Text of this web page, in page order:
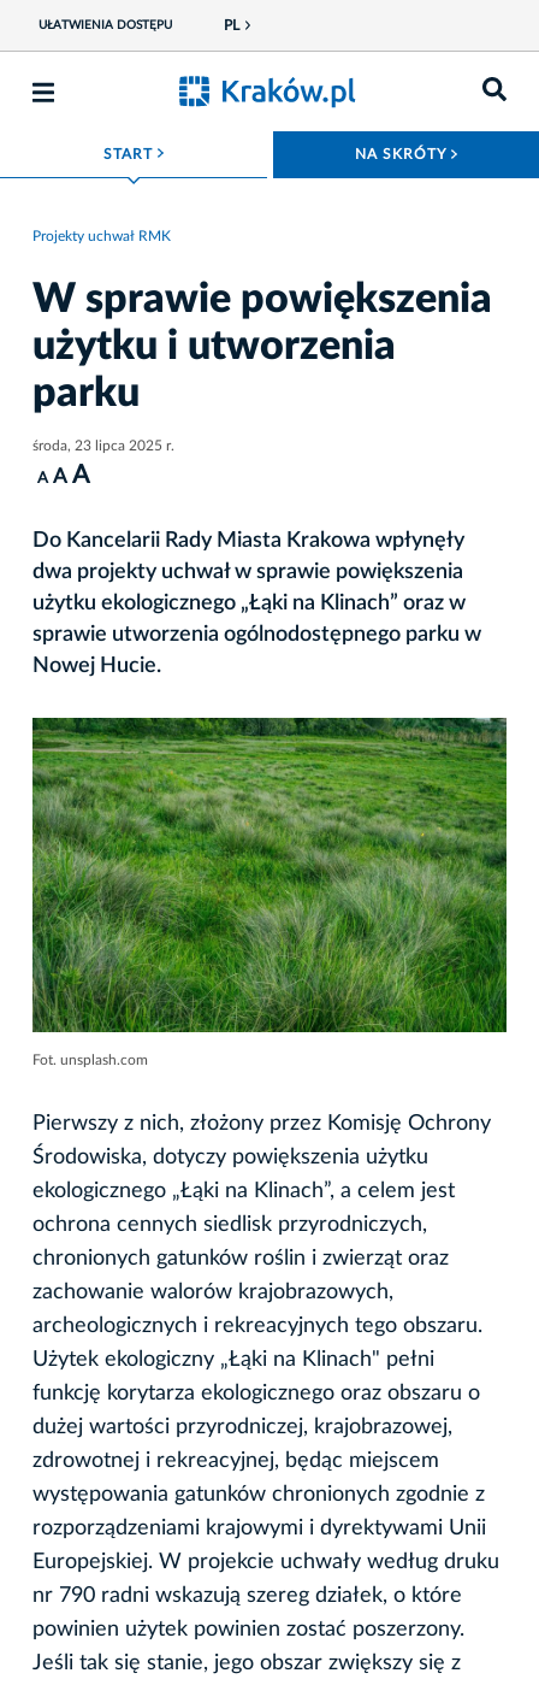
UŁATWIENIA DOSTĘPU PL
START ROZWIŃ MENU NA SKRÓTY
Projekty uchwał RMK
W sprawie powiększenia
użytku i utworzenia
parku
środa, 23 lipca 2025 r.
A A A
Do Kancelarii Rady Miasta Krakowa wpłynęły
dwa projekty uchwał w sprawie powiększenia
użytku ekologicznego „Łąki na Klinach” oraz w
sprawie utworzenia ogólnodostępnego parku w
Nowej Hucie.
Fot. unsplash.com
Pierwszy z nich, złożony przez Komisję Ochrony
Środowiska, dotyczy powiększenia użytku
ekologicznego „Łąki na Klinach”, a celem jest
ochrona cennych siedlisk przyrodniczych,
chronionych gatunków roślin i zwierząt oraz
zachowanie walorów krajobrazowych,
archeologicznych i rekreacyjnych tego obszaru.
Użytek ekologiczny „Łąki na Klinach" pełni
funkcję korytarza ekologicznego oraz obszaru o
dużej wartości przyrodniczej, krajobrazowej,
zdrowotnej i rekreacyjnej, będąc miejscem
występowania gatunków chronionych zgodnie z
rozporządzeniami krajowymi i dyrektywami Unii
Europejskiej. W projekcie uchwały według druku
nr 790 radni wskazują szereg działek, o które
powinien użytek powinien zostać poszerzony.
Jeśli tak się stanie, jego obszar zwiększy się z